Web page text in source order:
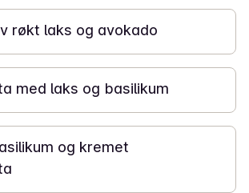
røkt laks og avokado
med laks og basilikum
og kremet